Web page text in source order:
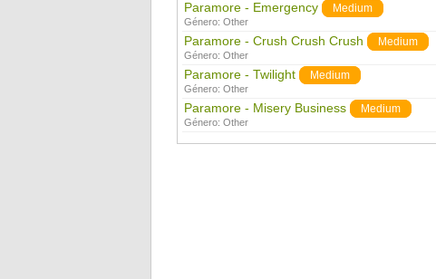
Paramore - Emergency Medium
Género: Other
Paramore - Crush Crush Crush Medium
Género: Other
Paramore - Twilight Medium
Género: Other
Paramore - Misery Business Medium
Género: Other